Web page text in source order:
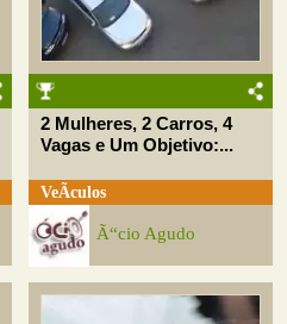
2 Mulheres, 2 Carros, 4
Vagas e Um Objetivo:...
VeÃ­culos
Ã“cio Agudo